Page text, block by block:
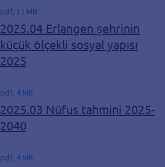
pdf, 12 MB
2025.04 Erlangen şehrinin
küçük ölçekli sosyal yapısı
2025
pdf, 4 MB
2025.03 Nüfus tahmini 2025-
2040
pdf, 4 MB